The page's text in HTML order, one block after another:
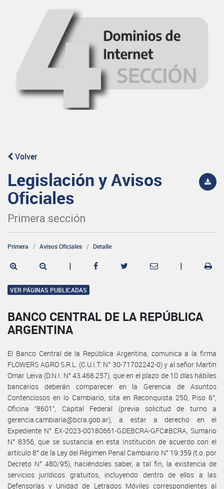
Volver
Legislación y Avisos
Oficiales
Primera sección
Primera Avisos Oficiales Detalle
| |
VER PÁGINAS PUBLICADAS
BANCO CENTRAL DE LA REPÚBLICA
ARGENTINA
El Banco Central de la República Argentina, comunica a la firma
FLOWERS AGRO S.R.L. (C.U.I.T. N° 30-71702242-0) y al señor Martin
Omar Leiva (D.N.I. N° 43.468.257), que en el plazo de 10 días hábiles
bancarios deberán comparecer en la Gerencia de Asuntos
Contenciosos en lo Cambiario, sita en Reconquista 250, Piso 6°,
Oficina “8601”, Capital Federal (previa solicitud de turno a
gerencia.cambiaria@bcra.gob.ar), a estar a derecho en el
Expediente N° EX-2023-00180661-GDEBCRA-GFC#BCRA, Sumario
N° 8356, que se sustancia en esta Institución de acuerdo con el
artículo 8° de la Ley del Régimen Penal Cambiario N° 19.359 (t.o. por
Decreto N° 480/95), haciéndoles saber, a tal fin, la existencia de
servicios jurídicos gratuitos, incluyendo dentro de ellos a las
Defensorías y Unidad de Letrados Móviles correspondientes al